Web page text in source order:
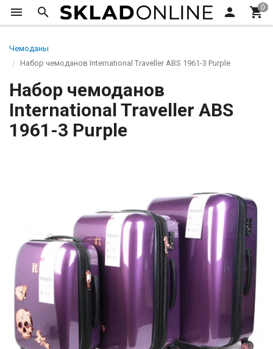
Чемоданы
Набор чемоданов International Traveller ABS 1961-3 Purple
Набор чемоданов
International Traveller ABS
1961-3 Purple